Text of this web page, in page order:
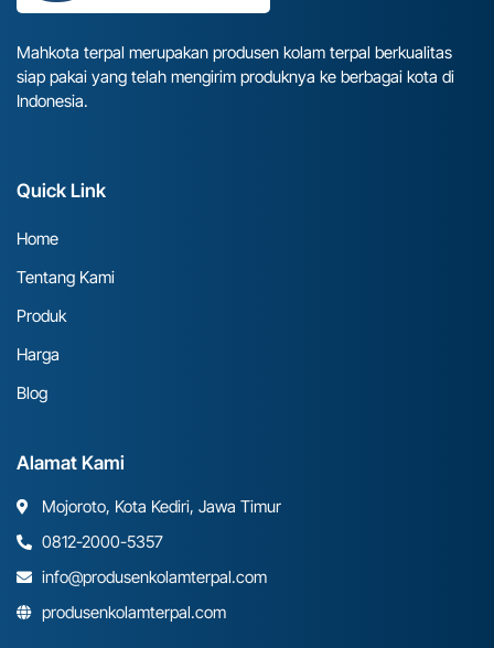
Mahkota terpal merupakan produsen kolam terpal berkualitas
siap pakai yang telah mengirim produknya ke berbagai kota di
Indonesia.
Quick Link
Home
Tentang Kami
Produk
Harga
Blog
Alamat Kami
Mojoroto, Kota Kediri, Jawa Timur
0812-2000-5357
info@produsenkolamterpal.com
produsenkolamterpal.com